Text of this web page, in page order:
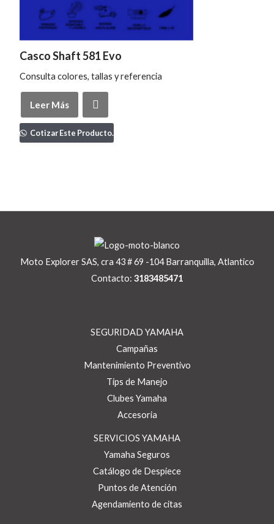
Casco Shaft 581 Evo
Consulta colores, tallas y referencia
Leer Más
Cotizar Este Producto.
Moto Explorer SAS, cra 43 # 69 -104 Barranquilla, Atlantico
Contacto: 3183485471
SEGURIDAD YAMAHA
Campañas
Mantenimiento Preventivo
Tips de Manejo
Clubes Yamaha
Accesoria
SERVICIOS YAMAHA
Yamaha Seguros
Catálogo de Despiece
Puntos de Atención
Agendamiento de citas